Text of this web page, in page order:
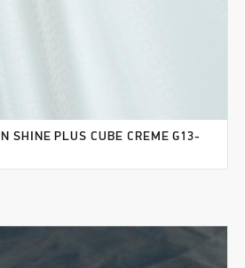
SHINE PLUS CUBE CREME G13-